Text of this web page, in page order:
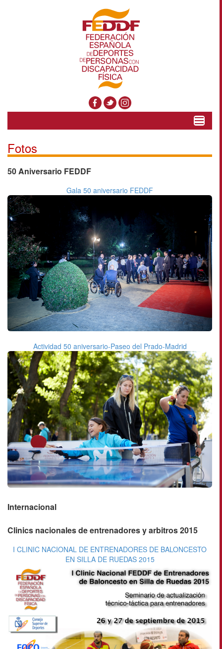
Toggle
Fotos
50 Aniversario FEDDF
Gala 50 aniversario FEDDF
Actividad 50 aniversario-Paseo del Prado-Madrid
Internacional
Clinics nacionales de entrenadores y arbitros 2015
I CLINIC NACIONAL DE ENTRENADORES DE BALONCESTO
EN SILLA DE RUEDAS 2015